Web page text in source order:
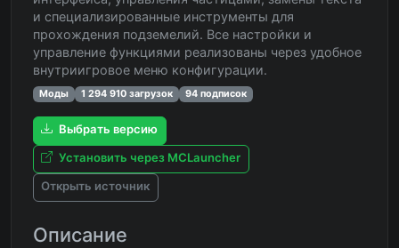
и специализированные инструменты для
прохождения подземелий. Все настройки и
управление функциями реализованы через удобное
внутриигровое меню конфигурации.
Моды 1 294 910 загрузок 94 подписок
Выбрать версию
Установить через MCLauncher
Открыть источник
Описание